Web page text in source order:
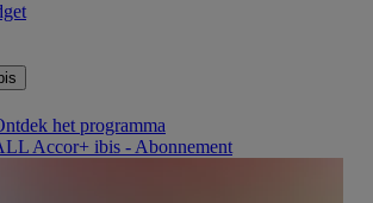
het programma
Accor+ ibis - Abonnement